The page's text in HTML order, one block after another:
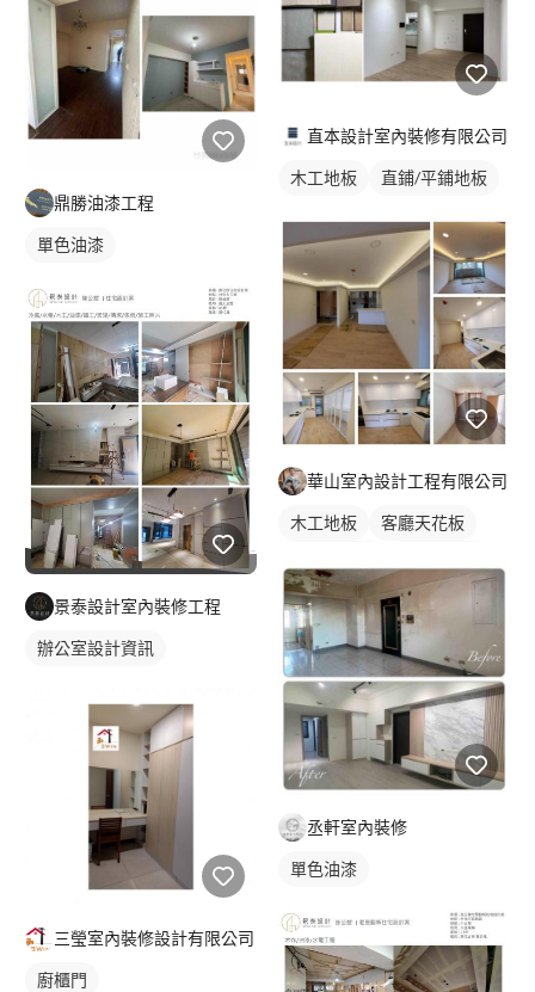
鼎勝油漆工程
單色油漆
景泰設計室內裝修工程
辦公室設計資訊
三瑩室內裝修設計有限公司
廚櫃門
直本設計室內裝修有限公司
木工地板 直鋪/平鋪地板
華山室內設計工程有限公司
木工地板
客廳天花板
直鋪/平鋪地板
丞軒室內裝修
單色油漆